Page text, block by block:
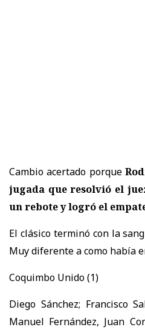
Cambio acertado porque
jugada que resolvió el
un rebote y logró el
El clásico terminó con la
Muy diferente a como había
Coquimbo Unido (1)
Diego Sánchez; Francisco
Manuel Fernández, Juan